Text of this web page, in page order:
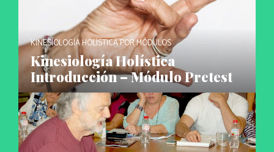
KINESIOLOGÍA HOLÍSTICA POR MÓDULOS
Kinesiología Holística
Introducción – Módulo Pretest